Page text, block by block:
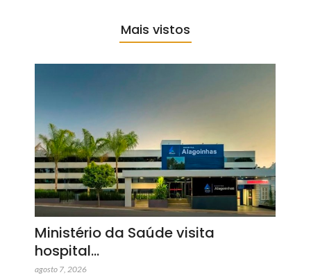
Mais vistos
Ministério da Saúde visita
hospital…
agosto 7, 2026